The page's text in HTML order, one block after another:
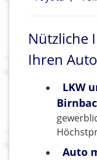
Nützliche
Ihren
LKW
Auto